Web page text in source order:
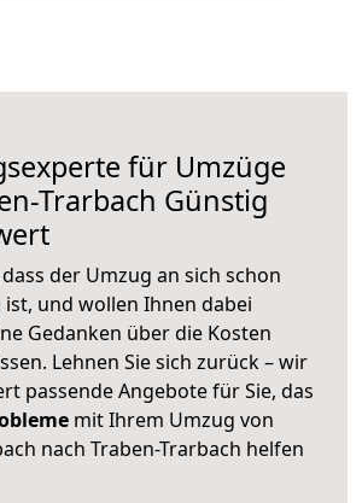
für Umzüge
Trarbach Günstig
der Umzug an sich schon
und wollen Ihnen dabei
Gedanken über die Kosten
Lehnen Sie sich zurück – wir
passende Angebote für Sie, das
mit Ihrem Umzug von
nach Traben-Trarbach helfen